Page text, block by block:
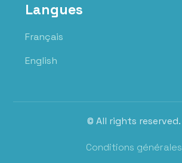
Langues
Français
English
© All rights reserved.
Conditions générales